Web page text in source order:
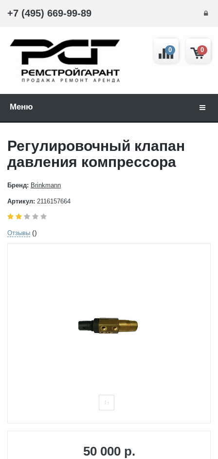
+7 (495) 669-99-89
0
0
Меню
Регулировочный клапан
давления компрессора
Бренд: Brinkmann
Артикул: 2116157664
Отзывы ()
50 000 р.